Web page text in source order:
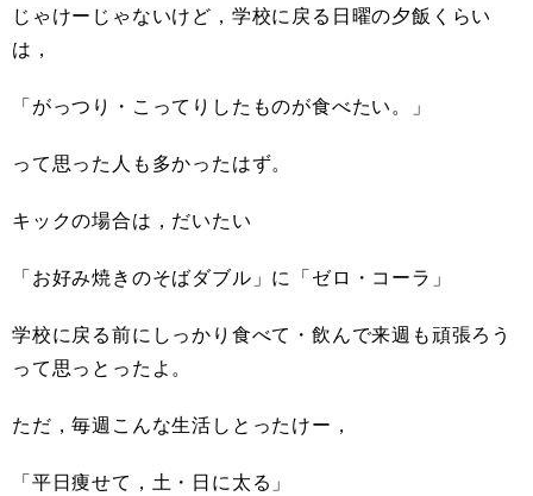
じゃけーじゃないけど，学校に戻る日曜の夕飯くらい
は，
「がっつり・こってりしたものが食べたい。」
って思った人も多かったはず。
キックの場合は，だいたい
「お好み焼きのそばダブル」に「ゼロ・コーラ」
学校に戻る前にしっかり食べて・飲んで来週も頑張ろう
って思っとったよ。
ただ，毎週こんな生活しとったけー，
「平日痩せて，土・日に太る」